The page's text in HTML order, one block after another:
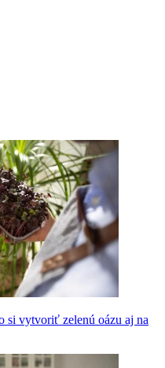
si vytvoriť zelenú oázu aj na